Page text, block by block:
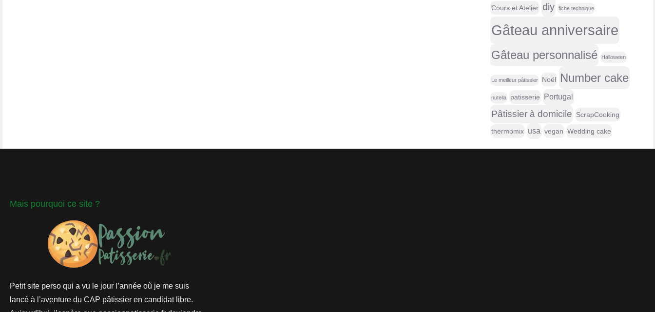
Cours et Atelier diy fiche technique
Gâteau anniversaire
Gâteau personnalisé Halloween
Le meilleur pâtissier Noël Number cake
nutella patisserie Portugal
Pâtissier à domicile ScrapCooking
thermomix usa vegan Wedding cake
Mais pourquoi ce site ?
Petit site perso qui a vu le jour l’année où je me suis
lancé à l’aventure du CAP pâtissier en candidat libre.